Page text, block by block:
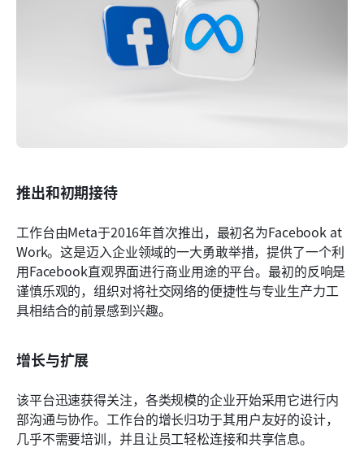
推出和初期接待
工作台由Meta于2016年首次推出，最初名为Facebook at
Work。这是迈入企业领域的一大勇敢举措，提供了一个利
用Facebook直观界面进行商业用途的平台。最初的反响是
谨慎乐观的，组织对将社交网络的便捷性与专业生产力工
具相结合的前景感到兴趣。
增长与扩展
该平台迅速获得关注，各类规模的企业开始采用它进行内
部沟通与协作。工作台的增长归功于其用户友好的设计，
几乎不需要培训，并且让员工轻松连接和共享信息。